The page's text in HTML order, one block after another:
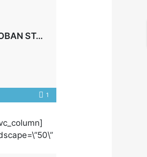
PRODAJE SE, DVOSOBAN STAN,75M2, BUDVA
1